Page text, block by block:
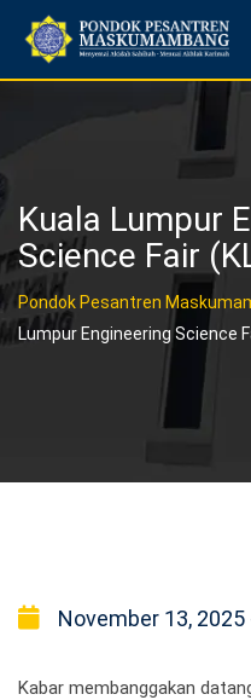
content
Kuala Lumpur
Science Fair
Pondok Pesantren
Lumpur Engineering Science
November 13, 2025
Kabar membanggakan